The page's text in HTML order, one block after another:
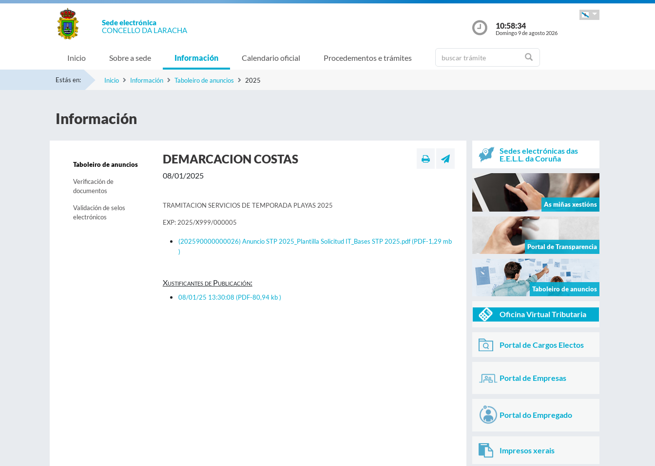
Sede electrónica
CONCELLO DA LARACHA
10:58:34
Domingo 9 de agosto 2026
Inicio Sobre a sede Información Calendario oficial Procedementos e trámites
Estás en: Inicio Información Taboleiro de anuncios 2025
Información
Taboleiro de anuncios
Verificación de
documentos
Validación de selos
electrónicos
DEMARCACION COSTAS
08/01/2025
TRAMITACION SERVICIOS DE TEMPORADA PLAYAS 2025
EXP: 2025/X999/000005
(202590000000026) Anuncio STP 2025_Plantilla Solicitud IT_Bases STP 2025.pdf(PDF-1,29 mb
)
Xustificantes de Publicación:
08/01/25 13:30:08 (PDF-80,94 kb )
Sedes electrónicas das
E.E.L.L. da Coruña
As miñas xestións
Portal de Transparencia
Taboleiro de anuncios
Oficina Virtual Tributaria
Portal de Cargos Electos
Portal de Empresas
Portal do Empregado
Impresos xerais